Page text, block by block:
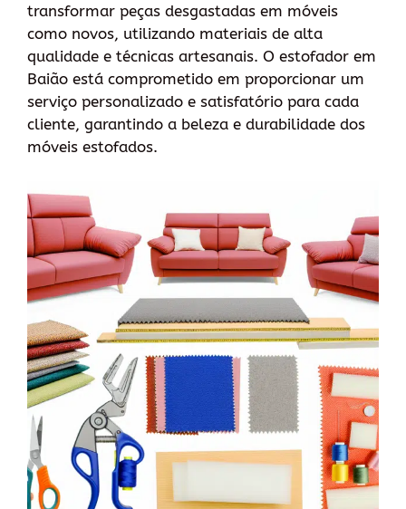
transformar peças desgastadas em móveis
como novos, utilizando materiais de alta
qualidade e técnicas artesanais. O estofador em
Baião está comprometido em proporcionar um
serviço personalizado e satisfatório para cada
cliente, garantindo a beleza e durabilidade dos
móveis estofados.